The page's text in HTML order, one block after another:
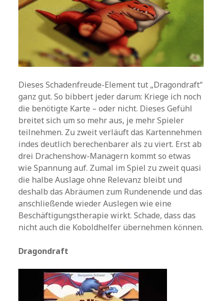
Dieses Schadenfreude-Element tut „Dragondraft“
ganz gut. So bibbert jeder darum: Kriege ich noch
die benötigte Karte – oder nicht. Dieses Gefühl
breitet sich um so mehr aus, je mehr Spieler
teilnehmen. Zu zweit verläuft das Kartennehmen
indes deutlich berechenbarer als zu viert. Erst ab
drei Drachenshow-Managern kommt so etwas
wie Spannung auf. Zumal im Spiel zu zweit quasi
die halbe Auslage ohne Relevanz bleibt und
deshalb das Abräumen zum Rundenende und das
anschließende wieder Auslegen wie eine
Beschäftigungstherapie wirkt. Schade, dass das
nicht auch die Koboldhelfer übernehmen können.
Dragondraft